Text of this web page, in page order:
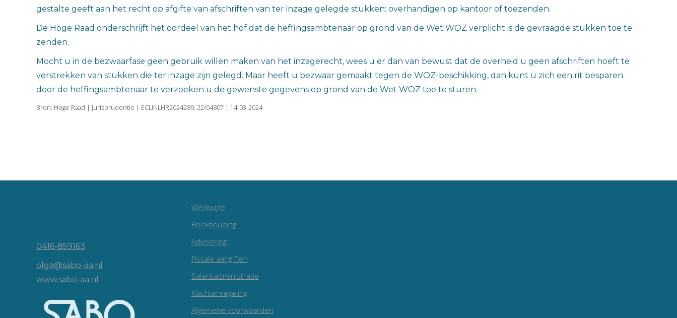
gestalte geeft aan het recht op afgifte van afschriften van ter inzage gelegde stukken: overhandigen op kantoor of toezenden.
De Hoge Raad onderschrijft het oordeel van het hof dat de heffingsambtenaar op grond van de Wet WOZ verplicht is de gevraagde stukken toe te
zenden.
Mocht u in de bezwaarfase geen gebruik willen maken van het inzagerecht, wees u er dan van bewust dat de overheid u geen afschriften hoeft te
verstrekken van stukken die ter inzage zijn gelegd. Maar heeft u bezwaar gemaakt tegen de WOZ-beschikking, dan kunt u zich een rit besparen
door de heffingsambtenaar te verzoeken u de gewenste gegevens op grond van de Wet WOZ toe te sturen.
Bron: Hoge Raad | jurisprudentie | ECLINLHR2024289, 22/04807 | 14-03-2024
0416-859163
olga@sabo-aa.nl
www.sabo-aa.nl
Werkwijze
Boekhouding
Advisering
Fiscale aangiften
Salarisadministratie
Klachtenregeling
Algemene voorwaarden